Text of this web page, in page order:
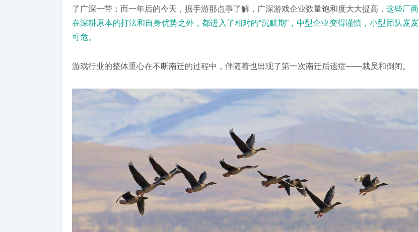
了广深一带；而一年后的今天，据手游那点事了解，广深游戏企业数量饱和度大大提高， 这些厂商
在深耕原本的打法和自身优势之外，都进入了相对的“沉默期”，中型企业变得谨慎，小型团队岌岌
可危。
游戏行业的整体重心在不断南迁的过程中，伴随着也出现了第一次南迁后遗症——裁员和倒闭。